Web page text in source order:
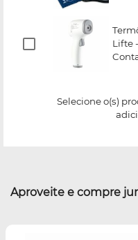
Lifte
Selecione o(s)
Aproveite e compre